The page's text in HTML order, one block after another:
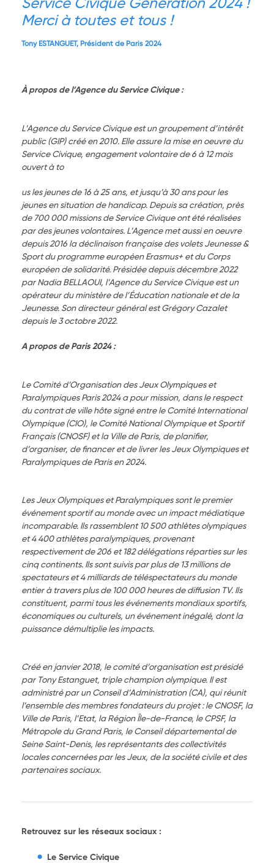
Merci à toutes et tous !
Tony ESTANGUET, Président de Paris 2024
À propos de l’Agence du Service Civique :
L’Agence du Service Civique est un groupement d’intérêt
public (GIP) créé en 2010. Elle assure la mise en oeuvre du
Service Civique, engagement volontaire de 6 à 12 mois
ouvert à to
us les jeunes de 16 à 25 ans, et jusqu’à 30 ans pour les
jeunes en situation de handicap. Depuis sa création, près
de 700 000 missions de Service Civique ont été réalisées
par des jeunes volontaires. L’Agence met aussi en oeuvre
depuis 2016 la déclinaison française des volets Jeunesse &
Sport du programme européen Erasmus+ et du Corps
européen de solidarité. Présidée depuis décembre 2022
par Nadia BELLAOUI, l’Agence du Service Civique est un
opérateur du ministère de l’Éducation nationale et de la
Jeunesse. Son directeur général est Grégory Cazalet
depuis le 3 octobre 2022.
A propos de Paris 2024 :
Le Comité d’Organisation des Jeux Olympiques et
Paralympiques Paris 2024 a pour mission, dans le respect
du contrat de ville hôte signé entre le Comité International
Olympique (CIO), le Comité National Olympique et Sportif
Français (CNOSF) et la Ville de Paris, de planifier,
d’organiser, de financer et de livrer les Jeux Olympiques et
Paralympiques de Paris en 2024.
Les Jeux Olympiques et Paralympiques sont le premier
événement sportif au monde avec un impact médiatique
incomparable. Ils rassemblent 10 500 athlètes olympiques
et 4 400 athlètes paralympiques, provenant
respectivement de 206 et 182 délégations réparties sur les
cinq continents. Ils sont suivis par plus de 13 millions de
spectateurs et 4 milliards de téléspectateurs du monde
entier à travers plus de 100 000 heures de diffusion TV. Ils
constituent, parmi tous les événements mondiaux sportifs,
économiques ou culturels, un événement inégalé, dont la
puissance démultiplie les impacts.
Créé en janvier 2018, le comité d’organisation est présidé
par Tony Estanguet, triple champion olympique. Il est
administré par un Conseil d’Administration (CA), qui réunit
l’ensemble des membres fondateurs du projet : le CNOSF, la
Ville de Paris, l’Etat, la Région Île-de-France, le CPSF, la
Métropole du Grand Paris, le Conseil départemental de
Seine Saint-Denis, les représentants des collectivités
locales concernées par les Jeux, de la société civile et des
partenaires sociaux.
Retrouvez sur les réseaux sociaux :
Le Service Civique